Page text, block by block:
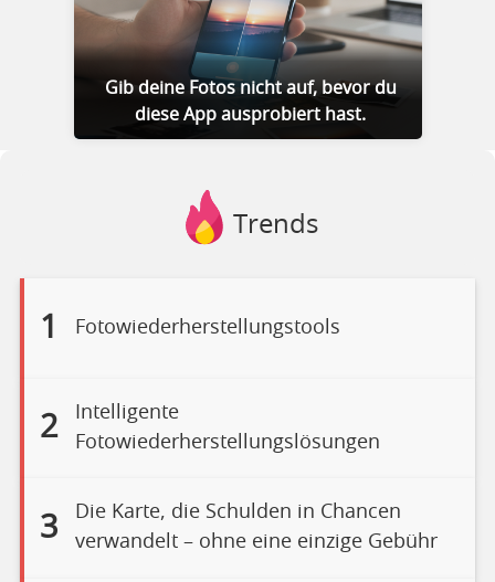
Gib deine Fotos nicht auf, bevor du
diese App ausprobiert hast.
Trends
1 Fotowiederherstellungstools
2
Intelligente
Fotowiederherstellungslösungen
3
Die Karte, die Schulden in Chancen
verwandelt – ohne eine einzige Gebühr